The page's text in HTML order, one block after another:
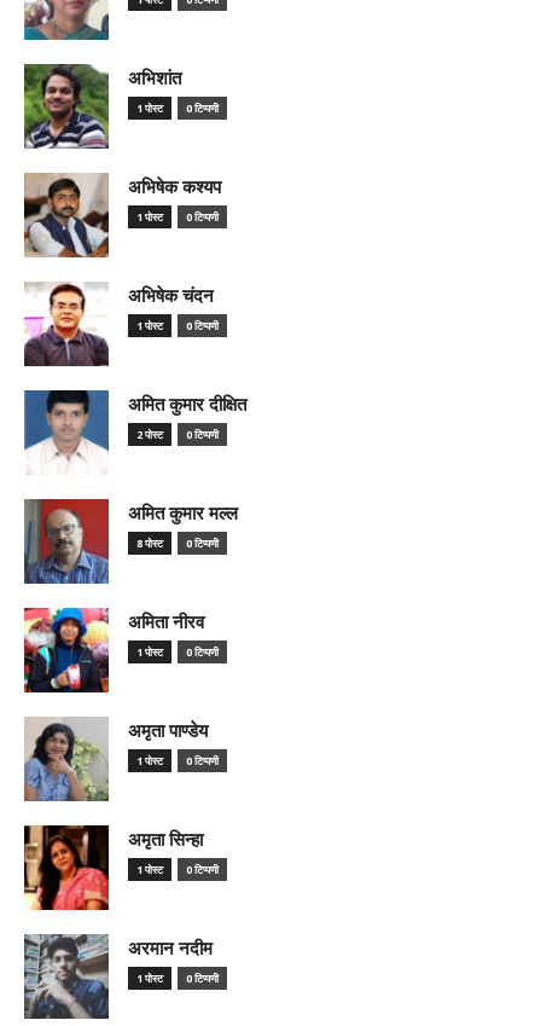
अभिशांत
1 पोस्ट 0 टिप्पणी
अभिषेक कश्यप
1 पोस्ट 0 टिप्पणी
अभिषेक चंदन
1 पोस्ट 0 टिप्पणी
अमित कुमार दीक्षित
2 पोस्ट 0 टिप्पणी
अमित कुमार मल्ल
8 पोस्ट 0 टिप्पणी
अमिता नीरव
1 पोस्ट 0 टिप्पणी
अमृता पाण्डेय
1 पोस्ट 0 टिप्पणी
अमृता सिन्हा
1 पोस्ट 0 टिप्पणी
अरमान नदीम
1 पोस्ट 0 टिप्पणी